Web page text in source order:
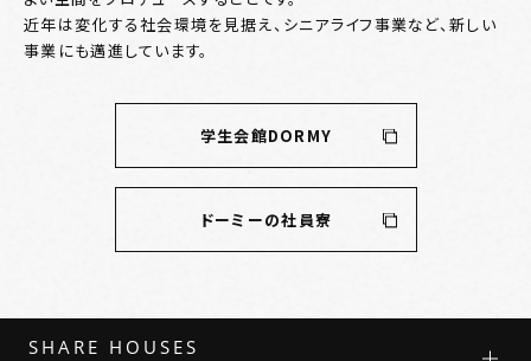
近年は変化する社会環境を見据え、シニアライフ事業など、新しい
事業にも邁進しています。
学生会館DORMY
ドーミーの社員寮
SHARE HOUSES